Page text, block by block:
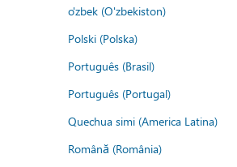
o'zbek (O'zbekiston)
Polski (Polska)
Português (Brasil)
Português (Portugal)
Quechua simi (America Latina)
Română (România)